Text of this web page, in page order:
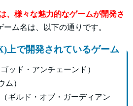
、様々な魅力的なゲームが開発さ
ーム名は、以下の通りです。
上で開発されているゲーム
ッド・アンチェーンド）
ム）
（ギルド・オブ・ガーディアン